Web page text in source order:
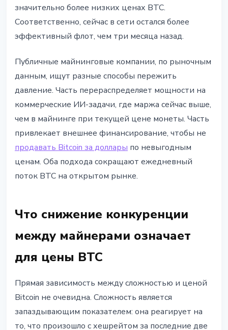
значительно более низких ценах BTC.
Соответственно, сейчас в сети остался более
эффективный флот, чем три месяца назад.
Публичные майнинговые компании, по рыночным
данным, ищут разные способы пережить
давление. Часть перераспределяет мощности на
коммерческие ИИ-задачи, где маржа сейчас выше,
чем в майнинге при текущей цене монеты. Часть
привлекает внешнее финансирование, чтобы не
продавать Bitcoin за доллары по невыгодным
ценам. Оба подхода сокращают ежедневный
поток BTC на открытом рынке.
Что снижение конкуренции
между майнерами означает
для цены BTC
Прямая зависимость между сложностью и ценой
Bitcoin не очевидна. Сложность является
запаздывающим показателем: она реагирует на
то, что произошло с хешрейтом за последние две